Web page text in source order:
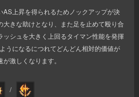
AS上昇を得られるためノックアップが決
大きな助けとなり、また足を止めて殴り合
ッシュを大きく上回るタイマン性能を発揮
うになるにつれてどんどん相対的価値が
激しくなります。
/